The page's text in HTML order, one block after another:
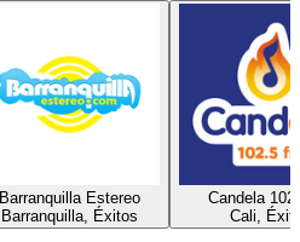
Barranquilla Estereo
Barranquilla, Éxitos
Candela
Cali,